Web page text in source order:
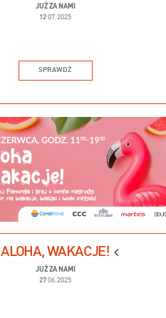
JUŻ ZA NAMI
12 07.2025
SPRAWDŹ
ALOHA, WAKACJE!
JUŻ ZA NAMI
27 06.2025